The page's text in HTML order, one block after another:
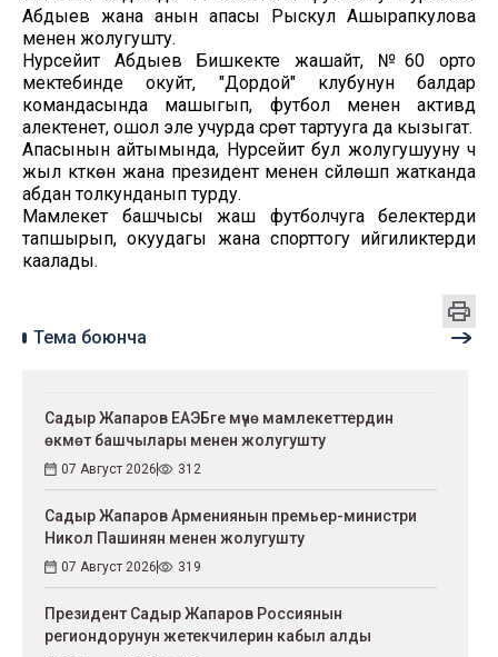
Абдыев жана анын апасы Рыскул Ашырапкулова
менен жолугушту.
Нурсейит Абдыев Бишкекте жашайт, №60 орто
мектебинде окуйт, "Дордой" клубунун балдар
командасында машыгып, футбол менен активдүү
алектенет, ошол эле учурда сүрөт тартууга да кызыгат.
Апасынын айтымында, Нурсейит бул жолугушууну үч
жыл күткөн жана президент менен сүйлөшүп жатканда
абдан толкунданып турду.
Мамлекет башчысы жаш футболчуга белектерди
тапшырып, окуудагы жана спорттогу ийгиликтерди
каалады.
Тема боюнча
Садыр Жапаров ЕАЭБге мүчө мамлекеттердин
өкмөт башчылары менен жолугушту
07 Август 2026 312
Садыр Жапаров Армениянын премьер-министри
Никол Пашинян менен жолугушту
07 Август 2026 319
Президент Садыр Жапаров Россиянын
региондорунун жетекчилерин кабыл алды